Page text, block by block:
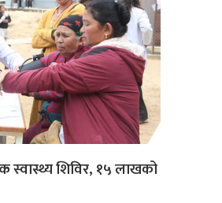
स्वास्थ्य शिविर, १५ लाखको